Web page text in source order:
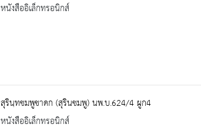
หนังสืออิเล็กทรอนิกส์
สุรินฺทชมพูชาดก (สุรินชมพู) นพ.บ.624/4 ผูก4
หนังสืออิเล็กทรอนิกส์